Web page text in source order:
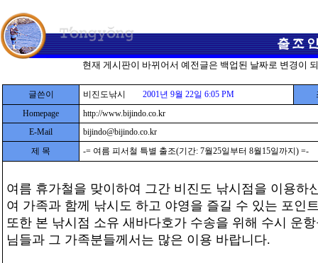
현재 게시판이 바뀌어서 예전글은 백업된 날짜로 변경이
글쓴이 비진도낚시 2001년 9월 22일 6:05 PM
Homepage
http://www.bijindo.co.kr
E-Mail
bijindo@bijindo.co.kr
제 목
-= 여름 피서철 특별 출조(기간: 7월25일부터 8월15일까지) =-
여름 휴가철을 맞이하여 그간 비진도 낚시점을 이용하
여 가족과 함께 낚시도 하고 야영을 즐길 수 있는 포인
또한 본 낚시점 소유 새바다호가 수송을 위해 수시 운
님들과 그 가족분들께서는 많은 이용 바랍니다.